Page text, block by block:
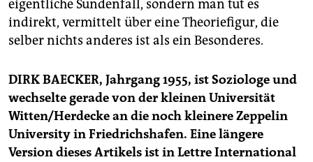
eigentliche Sündenfall, sondern man tut es
indirekt, vermittelt über eine Theoriefigur, die
selber nichts anderes ist als ein Besonderes.
DIRK BAECKER, Jahrgang 1955, ist Soziologe und
wechselte gerade von der kleinen Universität
Witten/Herdecke an die noch kleinere Zeppelin
University in Friedrichshafen. Eine längere
Version dieses Artikels ist in Lettre International